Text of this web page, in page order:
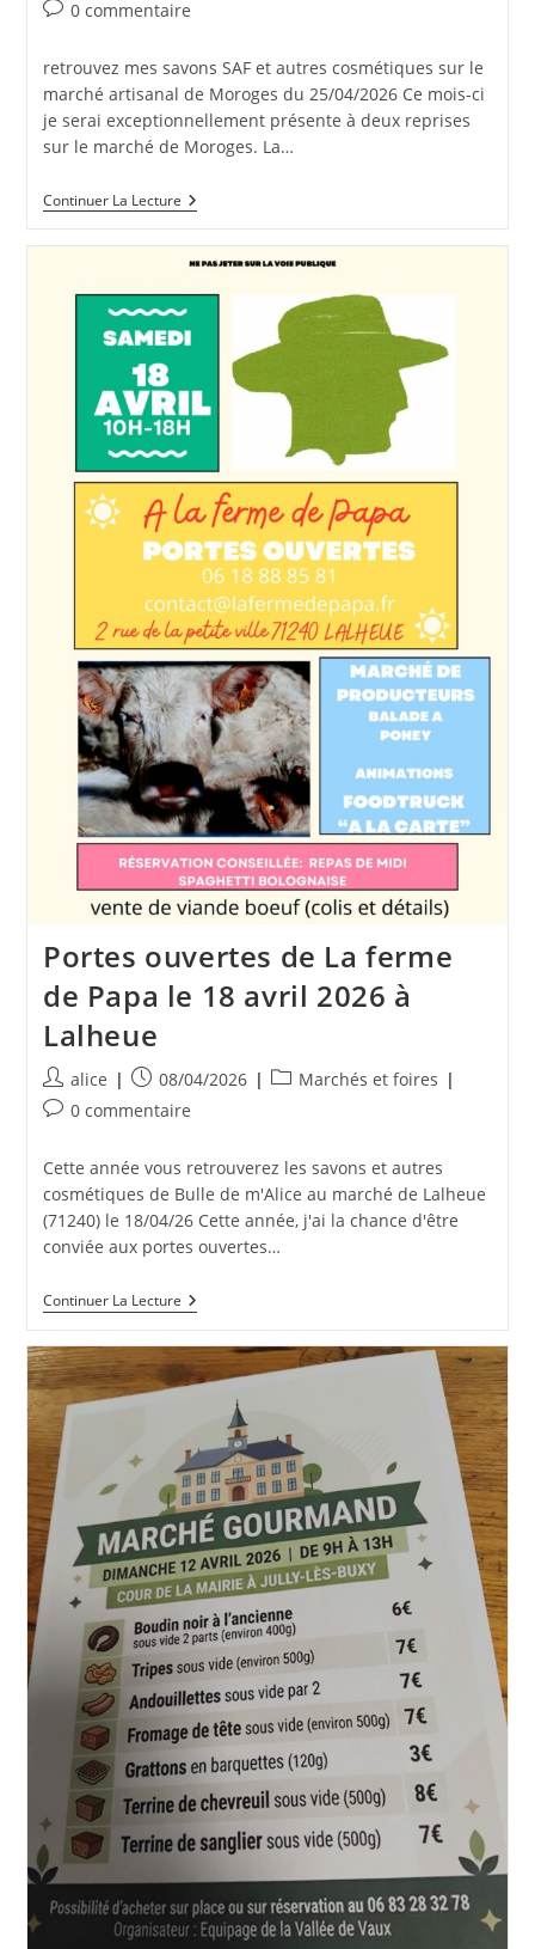
Commentaires
publication :
0 commentaire
retrouvez mes savons SAF et autres cosmétiques sur le
marché artisanal de Moroges du 25/04/2026 Ce mois-ci
je serai exceptionnellement présente à deux reprises
sur le marché de Moroges. La…
Continuer La LectureMarché
De
À
Le
25
Avril
2026
Portes ouvertes de La ferme
de Papa le 18 avril 2026 à
Lalheue
Auteur/autrice
de
alice
Publication
publiée :
08/04/2026
PostMarchés et foires
Commentaires
la
publication :
0 commentaire
Cette année vous retrouverez les savons et autres
cosmétiques de Bulle de m'Alice au marché de Lalheue
(71240) le 18/04/26 Cette année, j'ai la chance d'être
conviée aux portes ouvertes…
Continuer La LecturePortes
Ouvertes
La
Ferme
18
Avril
2026
À
Lalheue